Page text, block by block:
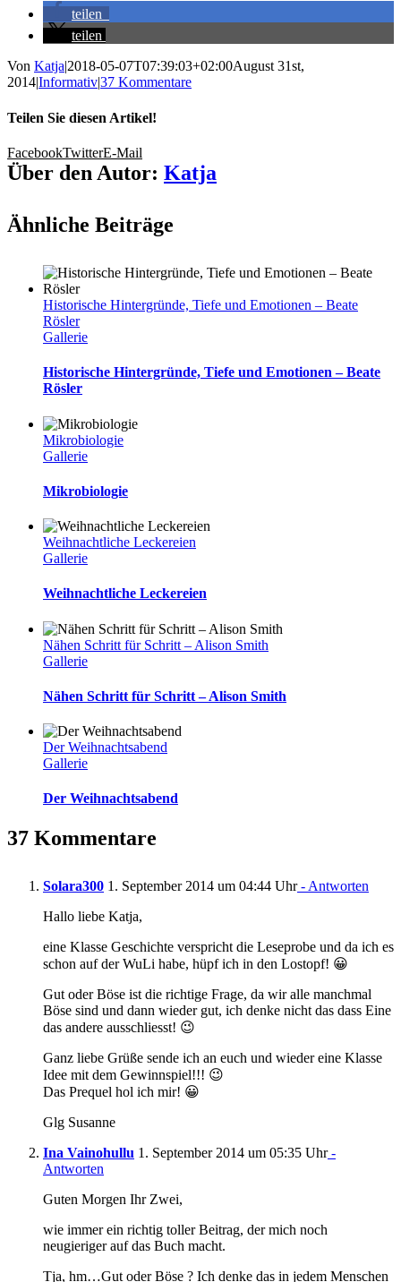
teilen
teilen
Von Katja|2018-05-07T07:39:03+02:00August 31st,
2014|Informativ|37 Kommentare
Teilen Sie diesen Artikel!
FacebookTwitterE-Mail
Über den Autor: Katja
Ähnliche Beiträge
Historische Hintergründe, Tiefe und Emotionen – Beate
Rösler
Gallerie
Historische Hintergründe, Tiefe und Emotionen – Beate
Rösler
Mikrobiologie
Gallerie
Mikrobiologie
Weihnachtliche Leckereien
Gallerie
Weihnachtliche Leckereien
Nähen Schritt für Schritt – Alison Smith
Gallerie
Nähen Schritt für Schritt – Alison Smith
Der Weihnachtsabend
Gallerie
Der Weihnachtsabend
37 Kommentare
Solara300 1. September 2014 um 04:44 Uhr- Antworten
Hallo liebe Katja,
eine Klasse Geschichte verspricht die Leseprobe und da ich es
schon auf der WuLi habe, hüpf ich in den Lostopf! 😀
Gut oder Böse ist die richtige Frage, da wir alle manchmal
Böse sind und dann wieder gut, ich denke nicht das dass Eine
das andere ausschliesst! 😉
Ganz liebe Grüße sende ich an euch und wieder eine Klasse
Idee mit dem Gewinnspiel!!! 😉
Das Prequel hol ich mir! 😀
Glg Susanne
Ina Vainohullu 1. September 2014 um 05:35 Uhr-
Antworten
Guten Morgen Ihr Zwei,
wie immer ein richtig toller Beitrag, der mich noch
neugieriger auf das Buch macht.
Tja, hm…Gut oder Böse ? Ich denke das in jedem Menschen